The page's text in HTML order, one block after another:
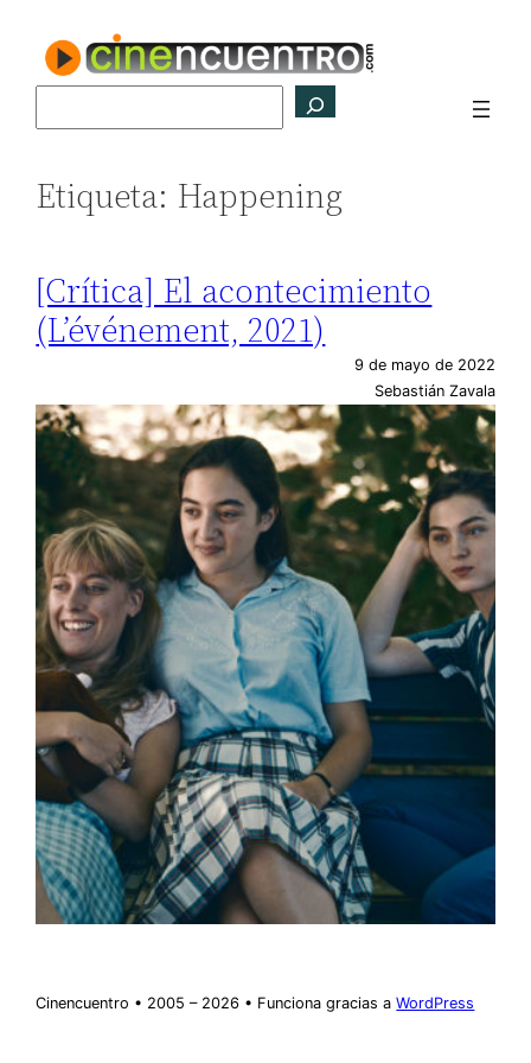
contenido
Etiqueta: Happening
[Crítica] El acontecimiento
(L’événement, 2021)
9 de mayo de 2022
Sebastián Zavala
Cinencuentro • 2005 – 2026 • Funciona gracias aWordPress